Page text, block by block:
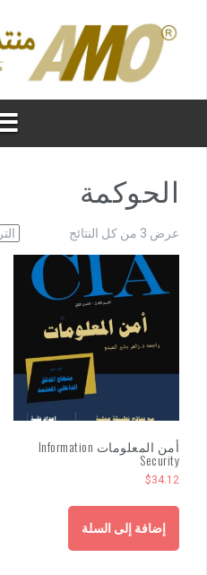
الحوكمة
عرض ⁦3⁩ من كل النتائج
أمن المعلومات Information
Security
$34.12
إضافة إلى السلة